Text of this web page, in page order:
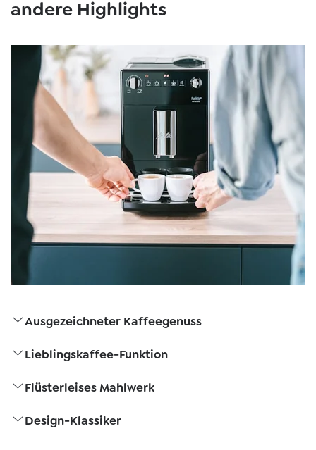
andere Highlights
Ausgezeichneter Kaffeegenuss
Lieblingskaffee-Funktion
Flüsterleises Mahlwerk
Design-Klassiker